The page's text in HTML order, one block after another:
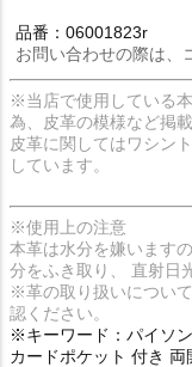
品番：06001823r
お問い合わせの際は、
※当店で使用している
為、皮革の模様など掲
皮革に関してはワシン
しています。
※使用上の注意
本革は水分を嫌います
分をふき取り、 直射日
※革の取り扱いについ
認ください。
※キーワード：パイソ
カードポケット 付き 両